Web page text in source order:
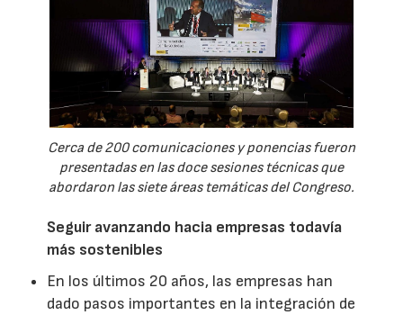
Cerca de 200 comunicaciones y ponencias fueron
presentadas en las doce sesiones técnicas que
abordaron las siete áreas temáticas del Congreso.
Seguir avanzando hacia empresas todavía
más sostenibles
En los últimos 20 años, las empresas han
dado pasos importantes en la integración de